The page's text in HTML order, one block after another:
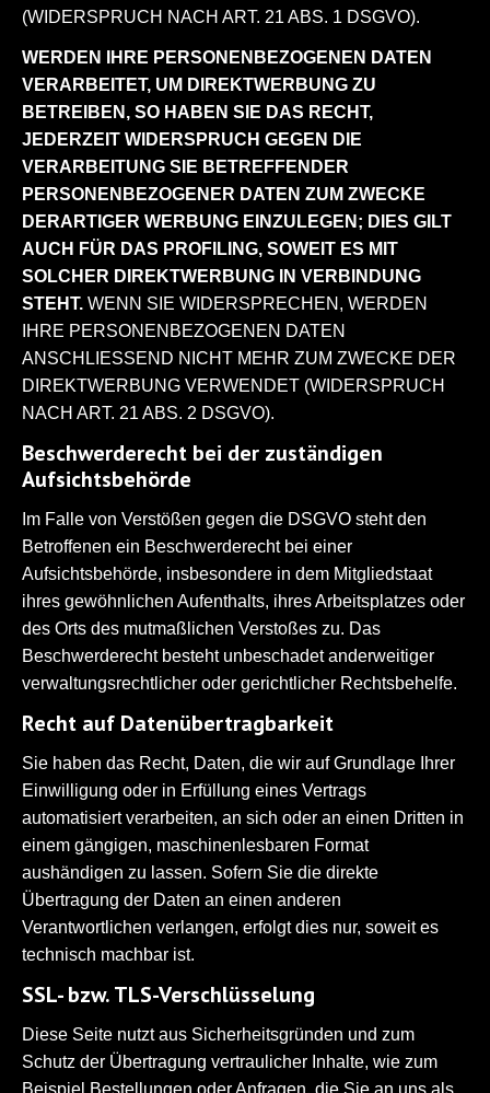
(WIDERSPRUCH NACH ART. 21 ABS. 1 DSGVO).
WERDEN IHRE PERSONENBEZOGENEN DATEN
VERARBEITET, UM DIREKTWERBUNG ZU
BETREIBEN, SO HABEN SIE DAS RECHT,
JEDERZEIT WIDERSPRUCH GEGEN DIE
VERARBEITUNG SIE BETREFFENDER
PERSONENBEZOGENER DATEN ZUM ZWECKE
DERARTIGER WERBUNG EINZULEGEN; DIES GILT
AUCH FÜR DAS PROFILING, SOWEIT ES MIT
SOLCHER DIREKTWERBUNG IN VERBINDUNG
STEHT. WENN SIE WIDERSPRECHEN, WERDEN
IHRE PERSONENBEZOGENEN DATEN
ANSCHLIESSEND NICHT MEHR ZUM ZWECKE DER
DIREKTWERBUNG VERWENDET (WIDERSPRUCH
NACH ART. 21 ABS. 2 DSGVO).
Beschwerderecht bei der zuständigen
Aufsichtsbehörde
Im Falle von Verstößen gegen die DSGVO steht den
Betroffenen ein Beschwerderecht bei einer
Aufsichtsbehörde, insbesondere in dem Mitgliedstaat
ihres gewöhnlichen Aufenthalts, ihres Arbeitsplatzes oder
des Orts des mutmaßlichen Verstoßes zu. Das
Beschwerderecht besteht unbeschadet anderweitiger
verwaltungsrechtlicher oder gerichtlicher Rechtsbehelfe.
Recht auf Datenübertragbarkeit
Sie haben das Recht, Daten, die wir auf Grundlage Ihrer
Einwilligung oder in Erfüllung eines Vertrags
automatisiert verarbeiten, an sich oder an einen Dritten in
einem gängigen, maschinenlesbaren Format
aushändigen zu lassen. Sofern Sie die direkte
Übertragung der Daten an einen anderen
Verantwortlichen verlangen, erfolgt dies nur, soweit es
technisch machbar ist.
SSL- bzw. TLS-Verschlüsselung
Diese Seite nutzt aus Sicherheitsgründen und zum
Schutz der Übertragung vertraulicher Inhalte, wie zum
Beispiel Bestellungen oder Anfragen, die Sie an uns als